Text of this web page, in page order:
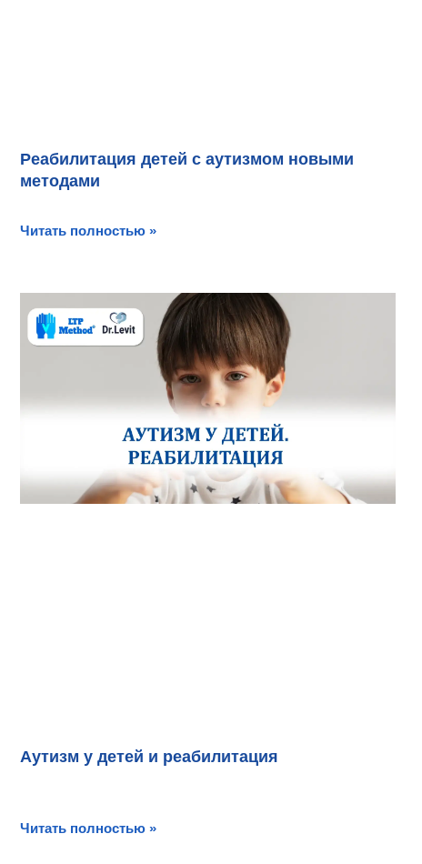
Реабилитация детей с аутизмом новыми
методами
Читать полностью »
Аутизм у детей и реабилитация
Читать полностью »